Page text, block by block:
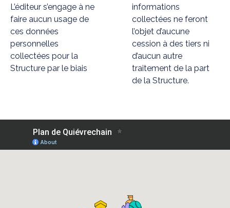
L’éditeur s’engage à ne
faire aucun usage de
ces données
personnelles
collectées pour la
Structure par le biais
informations
collectées ne feront
l’objet d’aucune
cession à des tiers ni
d’aucun autre
traitement de la part
de la Structure.